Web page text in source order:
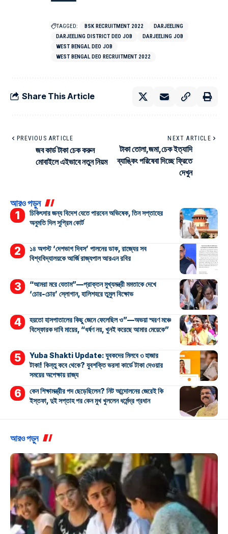
TAGGED: BSK RECRUITMENT 2022
DARJEELING
DARJEELING DISTRICT DEO JOB
DARJEELING JOB
WEST BENGAL DEO JOB
WEST BENGAL DEO RECRUITMENT 2022
Share This Article
PREVIOUS ARTICLE
জব কার্ড টাকা চেক করুন
মোবাইলে এইভাবে নতুন নিয়ম
NEXT ARTICLE
টাকা তোলা,জমা,চেক ইত্যাদি
ব্যাঙ্কিং পরিষেবা দিচ্ছে ফ্রিতে
দেখুন
আরও পড়ুন
চিকিৎসার জন্য বিদেশ যেতে পারবেন অভিষেক, তিন সপ্তাহের
অনুমতি দিল সুপ্রিম কোর্ট
১৪ অগস্ট ‘দেশভাগ দিবস’ পালনের ডাক, রাজ্যের সব
বিশ্ববিদ্যালয়কে আর্জি রাজ্যপাল আরএন রবির
“আমরা মরে যেতাম”—প্রাক্তন মুখ্যমন্ত্রী মমতাকে দেখে
‘চোর-চোর’ স্লোগান, হালিশহরে তুমুল বিক্ষোভ
হয়তো হাসপাতালের কিছু জেনে ফেলেছিল ও”—অভয়া স্মরণ মঞ্চে
বিস্ফোরক দাবি মায়ের, “ধর্ষণ নয়, খুনই করেছে আমার মেয়েকে”
Yuba Shakti Update: যুবকদের মিলবে ৩ হাজার
টাকা! কিন্তু কবে থেকে? যুবশক্তি ভরসা কার্ডে টাকা দেওয়ার
সময়ের অপেক্ষায় রাজ্য
কেন শিক্ষামন্ত্রীর পদ ছেড়েছিলেন? নিট আন্দোলনের জেরেই কি
ইস্তফা, দুই সপ্তাহ পর কেন মুখ খুললেন ধর্মেন্দ্র প্রধান
আরও পড়ুন